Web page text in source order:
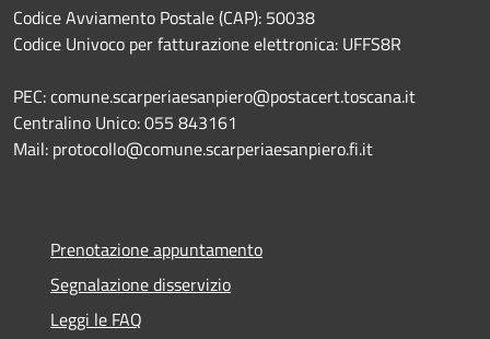
Codice Avviamento Postale (CAP): 50038
Codice Univoco per fatturazione elettronica: UFFS8R
PEC: comune.scarperiaesanpiero@postacert.toscana.it
Centralino Unico: 055 843161
Mail: protocollo@comune.scarperiaesanpiero.fi.it
Prenotazione appuntamento
Segnalazione disservizio
Leggi le FAQ